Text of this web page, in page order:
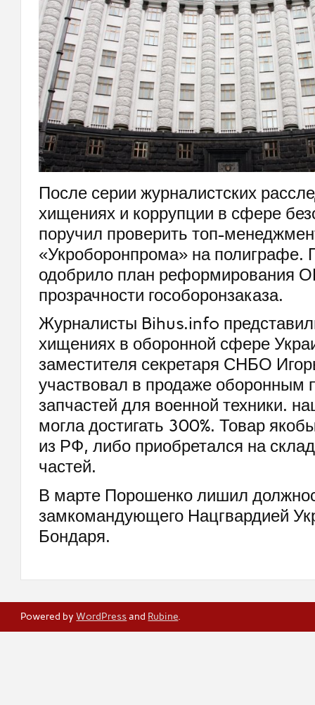
После серии журналистских
хищениях и коррупции в сфере
поручил проверить топ-
«Укроборонпрома» на полиграфе.
одобрило план реформирования
прозрачности гособоронзаказа.
Журналисты Bihus.info
хищениях в оборонной сфере
заместителя секретаря СНБО
участвовал в продаже оборонным
запчастей для военной техники.
могла достигать 300%. Товар
из РФ, либо приобретался на
частей.
В марте Порошенко лишил
замкомандующего Нацгвардией
Бондаря.
Powered byWordPressand Rubine.